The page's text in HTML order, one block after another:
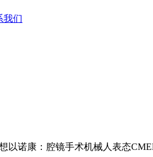
我们
以诺康：腔镜手术机械人表态